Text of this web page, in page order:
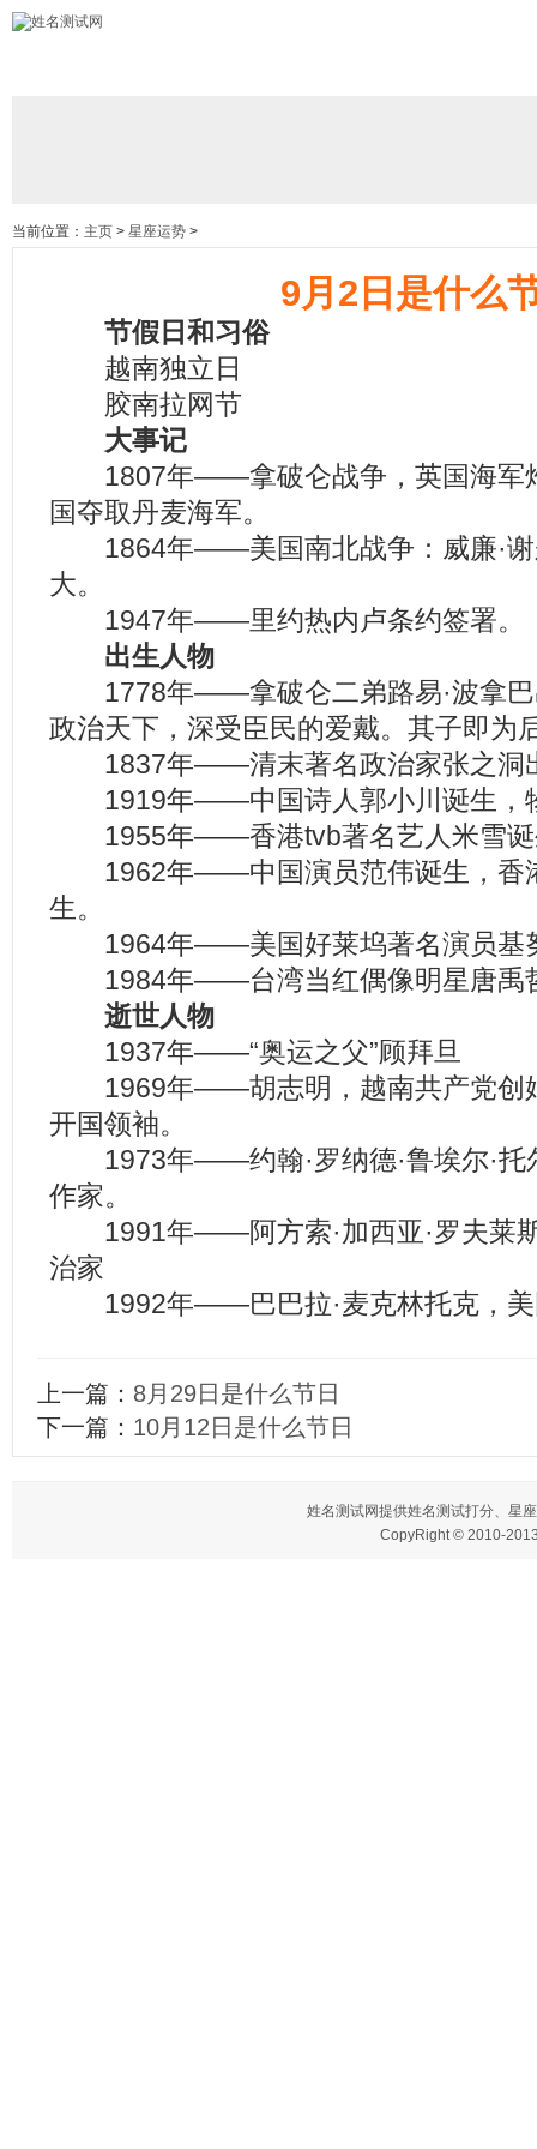
当前位置： 主页 > 星座运势 >
9月2日是什么
节假日和习俗
越南独立日
胶南拉网节
大事记
1807年——拿破仑战争，英国海军
国夺取丹麦海军。
1864年——美国南北战争：威廉·谢
大。
1947年——里约热内卢条约签署。
出生人物
1778年——拿破仑二弟路易·波拿巴
政治天下，深受臣民的爱戴。其子即为
1837年——清末著名政治家张之洞
1919年——中国诗人郭小川诞生，
1955年——香港tvb著名艺人米雪诞
1962年——中国演员范伟诞生，香
生。
1964年——美国好莱坞著名演员基
1984年——台湾当红偶像明星唐禹
逝世人物
1937年——“奥运之父”顾拜旦
1969年——胡志明，越南共产党创
开国领袖。
1973年——约翰·罗纳德·鲁埃尔·托
作家。
1991年——阿方索·加西亚·罗夫莱斯
治家
1992年——巴巴拉·麦克林托克，美
上一篇： 8月29日是什么节日
下一篇： 10月12日是什么节日
姓名测试网提供姓名测试打分、星
CopyRight © 2010-